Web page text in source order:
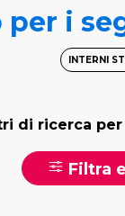
per i
INTERNI
di ricerca
Filtra